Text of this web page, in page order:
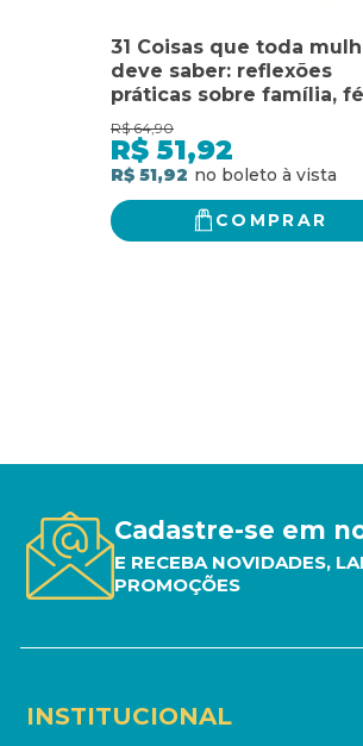
31 Coisas que toda
deve saber: reflexões
práticas sobre família,
relacionamentos e vida
profissional
R$ 64,90
R$ 51,92
R$ 51,92
COMPRAR
Cadastre-se em
E RECEBA NOVIDADES,
PROMOÇÕES
INSTITUCIONAL